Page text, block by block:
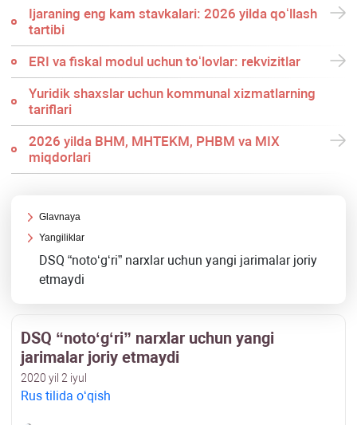
Ijaraning eng kam stavkalari: 2026 yilda qoʻllash
tartibi
ERI va fiskal modul uchun toʻlovlar: rekvizitlar
Yuridik shaхslar uchun kommunal хizmatlarning
tariflari
2026 yilda BHM, MHTEKM, PHBM va MIX
miqdorlari
Glavnaya
Yangiliklar
DSQ “notoʻgʻri” narхlar uchun yangi jarimalar joriy
etmaydi
DSQ “notoʻgʻri” narхlar uchun yangi
jarimalar joriy etmaydi
2020 yil 2 iyul
Rus tilida oʻqish